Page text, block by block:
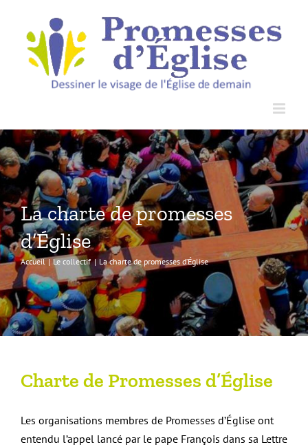
contenu
La charte de promesses
d’Église
Accueil Le collectif La charte de promesses d’Église
Charte de Promesses d’Église
Les organisations membres de Promesses d’Église ont
entendu l’appel lancé par le pape François dans sa Lettre